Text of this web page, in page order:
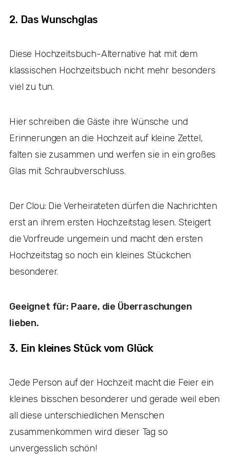
2. Das Wunschglas
Diese Hochzeitsbuch-Alternative hat mit dem
klassischen Hochzeitsbuch nicht mehr besonders
viel zu tun.
Hier schreiben die Gäste ihre Wünsche und
Erinnerungen an die Hochzeit auf kleine Zettel,
falten sie zusammen und werfen sie in ein großes
Glas mit Schraubverschluss.
Der Clou: Die Verheirateten dürfen die Nachrichten
erst an ihrem ersten Hochzeitstag lesen. Steigert
die Vorfreude ungemein und macht den ersten
Hochzeitstag so noch ein kleines Stückchen
besonderer.
Geeignet für: Paare, die Überraschungen
lieben.
3. Ein kleines Stück vom Glück
Jede Person auf der Hochzeit macht die Feier ein
kleines bisschen besonderer und gerade weil eben
all diese unterschiedlichen Menschen
zusammenkommen wird dieser Tag so
unvergesslich schön!